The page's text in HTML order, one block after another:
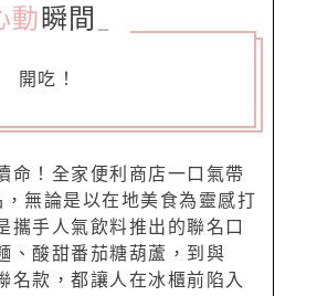
動 瞬間
開吃！
命！全家便利商店一口氣帶
無論是以在地美食為靈感打
攜手人氣飲料推出的聯名口
、酸甜番茄糖葫蘆，到與
名款，都讓人在冰櫃前陷入